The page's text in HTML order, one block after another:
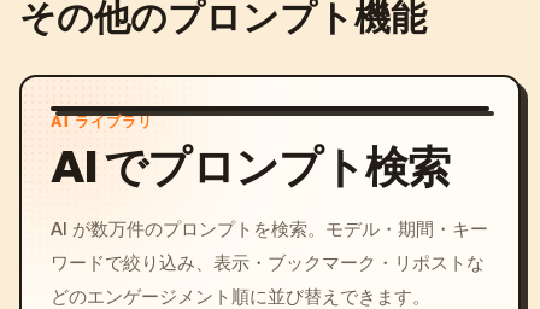
その他のプロンプト機能
AI ライブラリ
AI でプロンプト検索
AI が数万件のプロンプトを検索。モデル・期間・キー
ワードで絞り込み、表示・ブックマーク・リポストな
どのエンゲージメント順に並び替えできます。